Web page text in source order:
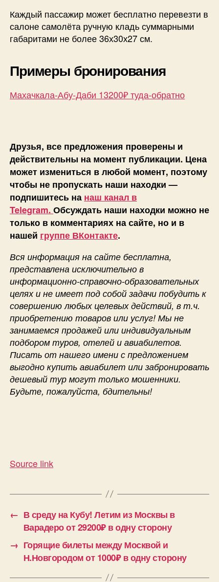
Каждый пассажир может бесплатно перевезти в
салоне самолёта ручную кладь суммарными
габаритами не более 36х30х27 см.
Примеры бронирования
Махачкала-Абу-Даби 13200₽ туда-обратно
Друзья, все предложения проверены и
действительны на момент публикации. Цена
может измениться в любой момент, поэтому
чтобы не пропускать наши находки —
подпишитесь на наш канал в
Telegram. Обсуждать наши находки можно не
только в комментариях на сайте, но и в
нашей группе ВКонтакте.
Вся информация на сайте бесплатна,
представлена исключительно в
информационно-справочно-образовательных
целях и не имеет под собой задачи побудить к
совершению любых целевых действий, в т.ч.
приобретению товаров или услуг! Мы не
занимаемся продажей или индивидуальным
подбором туров, отелей и авиабилетов.
Писать от нашего имени с предложением
выгодно купить авиабилет или забронировать
дешевый тур могут только мошенники.
Будьте, пожалуйста, бдительны!
Source link
← В среду на Кубу! Летим из Москвы в
Варадеро от 29200₽ в одну сторону
→ Горящие билеты между Москвой и
Н.Новгородом от 1000₽ в одну сторону